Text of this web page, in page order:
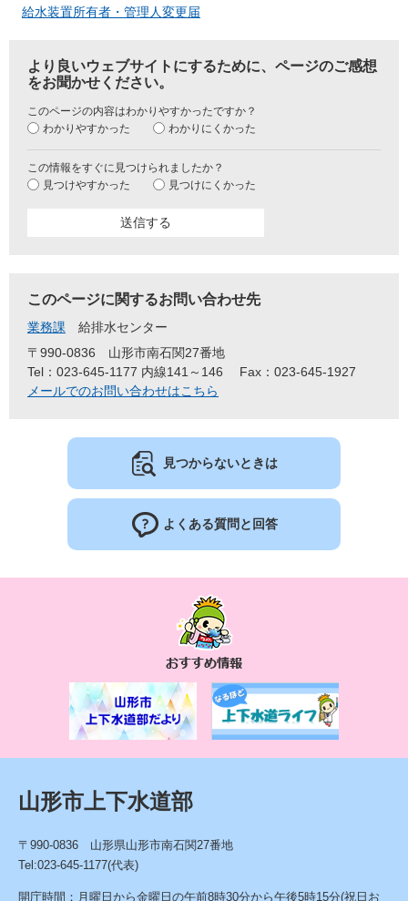
給水装置所有者・管理人変更届
より良いウェブサイトにするために、ページのご感想
をお聞かせください。
このページの内容はわかりやすかったですか？
わかりやすかった
わかりにくかった
この情報をすぐに見つけられましたか？
見つけやすかった
見つけにくかった
このページに関するお問い合わせ先
業務課
給排水センター
〒990-0836
山形市南石関27番地
Tel：023-645-1177 内線141～146
Fax：023-645-1927
メールでのお問い合わせはこちら
見つからないときは
よくある質問と回答
す
め
情
報
山形市上下水道部
〒990-0836 山形県山形市南石関27番地
Tel:023-645-1177(代表)
開庁時間：月曜日から金曜日の午前8時30分から午後5時15分(祝日お